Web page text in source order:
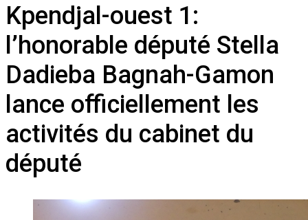
Kpendjal-ouest 1:
l’honorable député Stella
Dadieba Bagnah-Gamon
lance officiellement les
activités du cabinet du
député